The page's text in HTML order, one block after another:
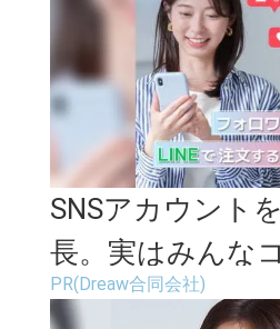
SNSアカウント
長。実はみんな
ます。
PR(Dreaw合同会社)